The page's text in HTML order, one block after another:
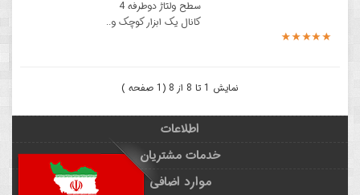
سطح ولتاژ دوطرفه 4
کانال یک ابزار کوچک و..
نمایش 1 تا 8 از 8 (1 صفحه )
اطلاعات
خدمات مشتریان
موارد اضافی